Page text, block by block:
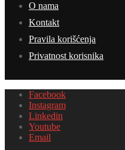
O nama
Kontakt
Pravila korišćenja
Privatnost korisnika
Facebook
Instagram
Linkedin
Youtube
Email